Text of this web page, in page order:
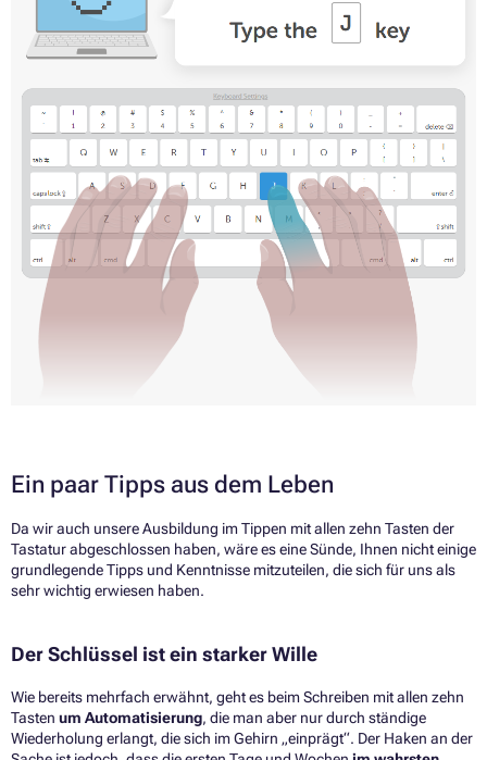
Ein paar Tipps aus dem Leben
Da wir auch unsere Ausbildung im Tippen mit allen zehn Tasten der
Tastatur abgeschlossen haben, wäre es eine Sünde, Ihnen nicht einige
grundlegende Tipps und Kenntnisse mitzuteilen, die sich für uns als
sehr wichtig erwiesen haben.
Der Schlüssel ist ein starker Wille
Wie bereits mehrfach erwähnt, geht es beim Schreiben mit allen zehn
Tasten um Automatisierung, die man aber nur durch ständige
Wiederholung erlangt, die sich im Gehirn „einprägt“. Der Haken an der